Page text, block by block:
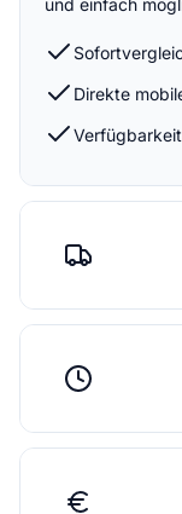
und einfach
Direkte